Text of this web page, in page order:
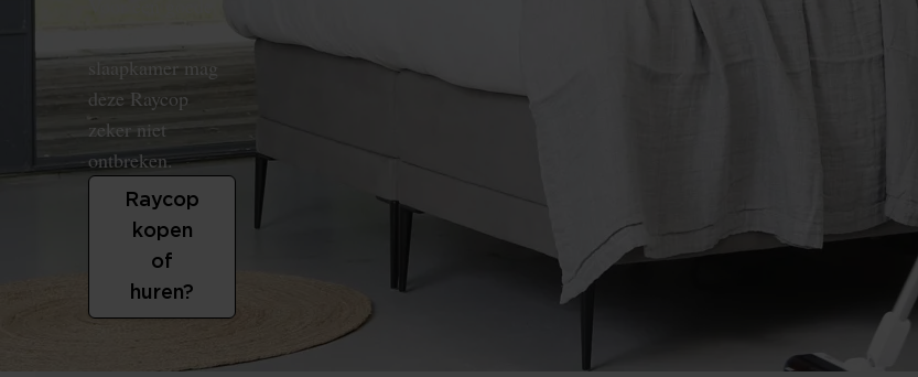
slaapkamer mag
deze Raycop
zeker niet
ontbreken.
Raycop
kopen
of
huren?